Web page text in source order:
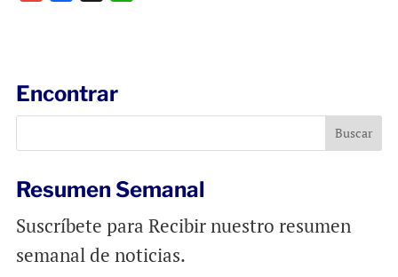
o
k
p
Encontrar
Resumen Semanal
Suscríbete para Recibir nuestro resumen
semanal de noticias.